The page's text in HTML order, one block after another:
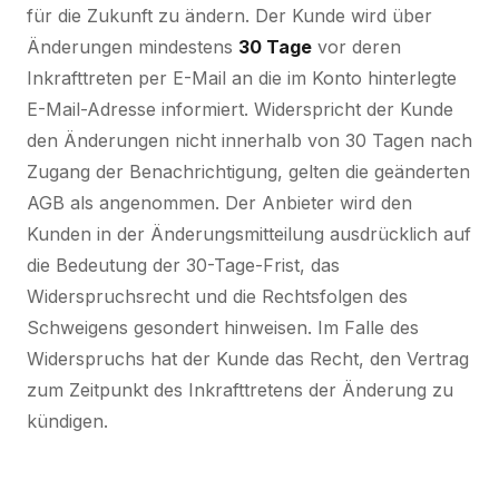
für die Zukunft zu ändern. Der Kunde wird über
Änderungen mindestens 30 Tage vor deren
Inkrafttreten per E-Mail an die im Konto hinterlegte
E-Mail-Adresse informiert. Widerspricht der Kunde
den Änderungen nicht innerhalb von 30 Tagen nach
Zugang der Benachrichtigung, gelten die geänderten
AGB als angenommen. Der Anbieter wird den
Kunden in der Änderungsmitteilung ausdrücklich auf
die Bedeutung der 30-Tage-Frist, das
Widerspruchsrecht und die Rechtsfolgen des
Schweigens gesondert hinweisen. Im Falle des
Widerspruchs hat der Kunde das Recht, den Vertrag
zum Zeitpunkt des Inkrafttretens der Änderung zu
kündigen.